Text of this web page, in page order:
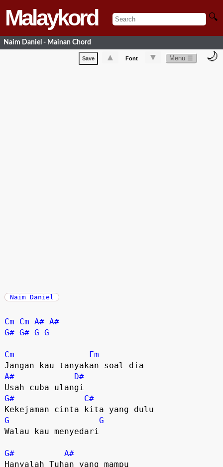
Malaykord 🔍
Naim Daniel - Mainan Chord
Save ▲ Font ▼ Menu ☰ 🌙
Naim Daniel
Cm Cm A# A#
G# G# G G
Cm
Fm
A#
D#
G#
C#
G
G
Walau kau menyedari
G#
A#